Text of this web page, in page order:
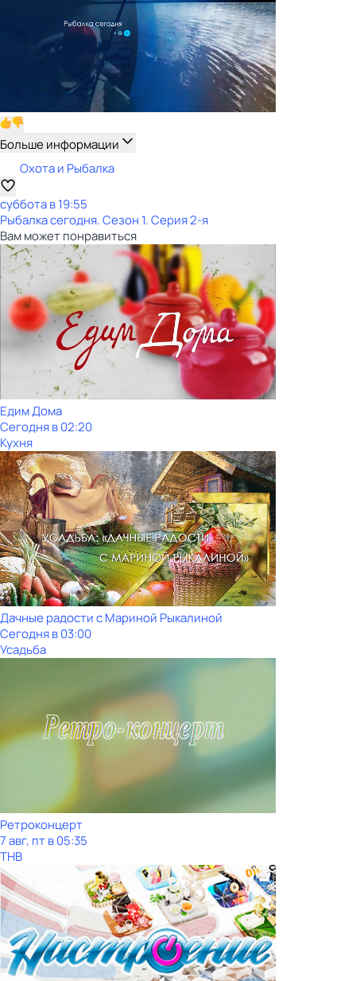
Больше информации
Охота и Рыбалка
субботав19:55
Рыбалка сегодня. Сезон 1. Серия 2-я
Вам может понравиться
Едим Дома
Сегодня в 02:20
Кухня
Дачные радости с Мариной Рыкалиной
Сегодня в 03:00
Усадьба
Ретроконцерт
7 авг, пт в 05:35
ТНВ